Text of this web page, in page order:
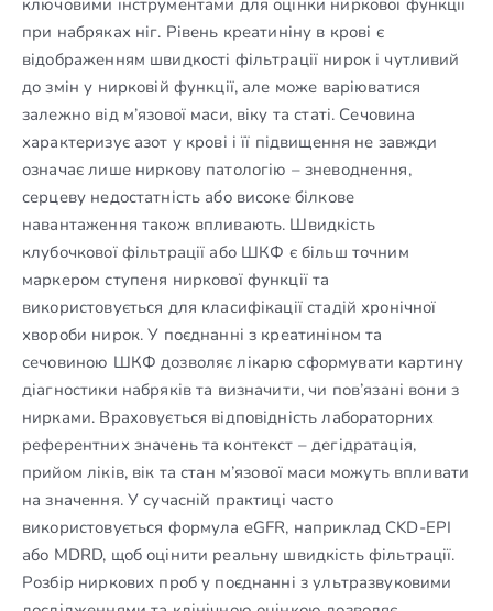
при набряках ніг. Рівень креатиніну в крові є
відображенням швидкості фільтрації нирок і чутливий
до змін у нирковій функції, але може варіюватися
залежно від м’язової маси, віку та статі. Сечовина
характеризує азот у крові і її підвищення не завжди
означає лише ниркову патологію – зневоднення,
серцеву недостатність або високе білкове
навантаження також впливають. Швидкість
клубочкової фільтрації або ШКФ є більш точним
маркером ступеня ниркової функції та
використовується для класифікації стадій хронічної
хвороби нирок. У поєднанні з креатиніном та
сечовиною ШКФ дозволяє лікарю сформувати картину
діагностики набряків та визначити, чи пов’язані вони з
нирками. Враховується відповідність лабораторних
референтних значень та контекст – дегідратація,
прийом ліків, вік та стан м’язової маси можуть впливати
на значення. У сучасній практиці часто
використовується формула eGFR, наприклад CKD-EPI
або MDRD, щоб оцінити реальну швидкість фільтрації.
Розбір ниркових проб у поєднанні з ультразвуковими